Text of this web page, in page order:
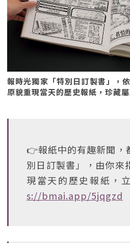
報時光獨家「特別日訂製書」，
原貌重現當天的歷史報紙，珍藏
👉報紙中的有趣新聞，
別日訂製書」，由你來
現當天的歷史報紙，
s://bmai.app/5jqgzd